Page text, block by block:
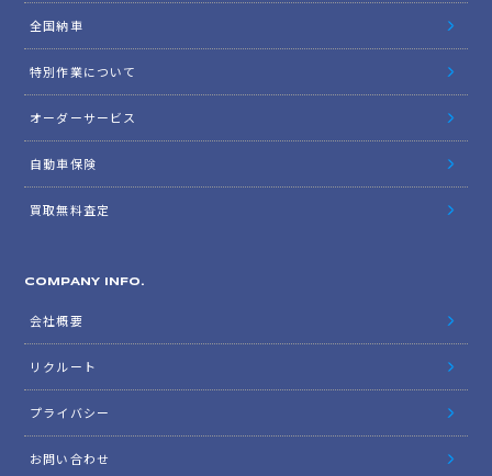
全国納車
特別作業について
オーダーサービス
自動車保険
買取無料査定
COMPANY INFO.
会社概要
リクルート
プライバシー
お問い合わせ